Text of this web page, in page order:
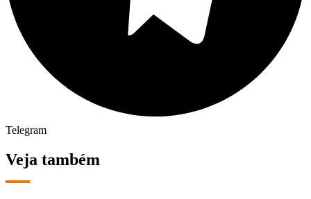
Telegram
Veja também